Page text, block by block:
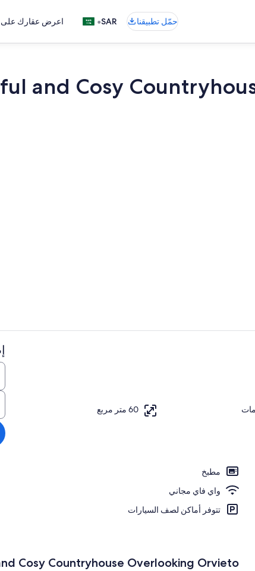
حمّل تطبيقنا SAR
• اعرض عقارك على
and Cosy
حمام سباحة
60 متر مربع
مطبخ
واي فاي مجاني
تتوفر أماكن لصف السيارات
Cosy Countryhouse Overlooking Orvieto